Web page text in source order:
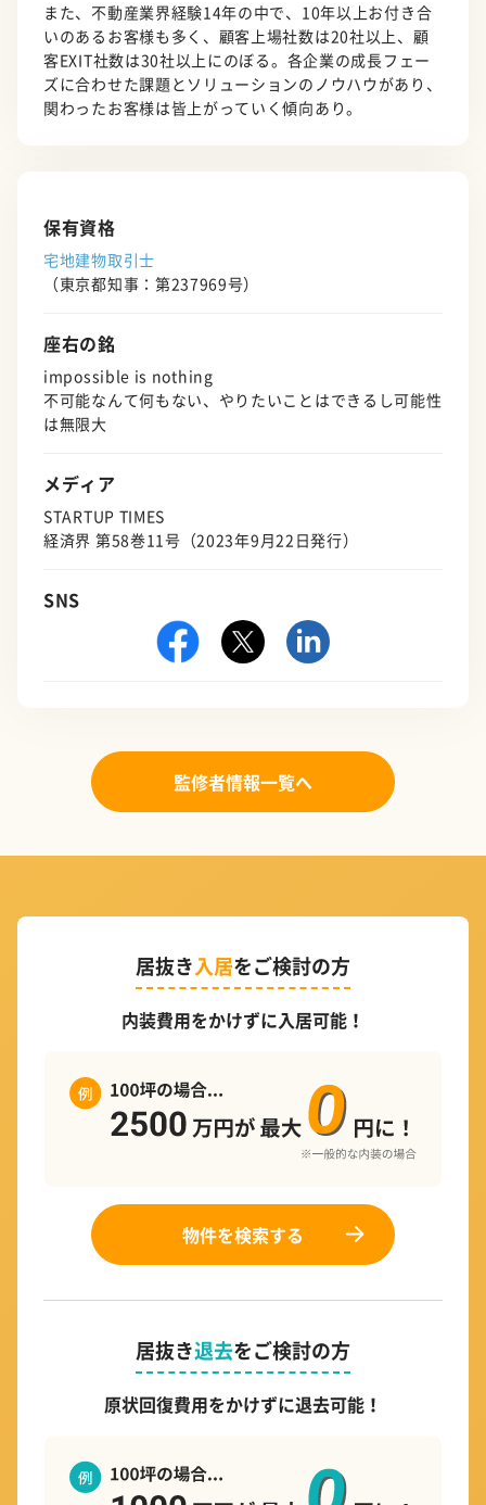
また、不動産業界経験14年の中で、10年以上お付き合
いのあるお客様も多く、顧客上場社数は20社以上、顧
客EXIT社数は30社以上にのぼる。各企業の成長フェー
ズに合わせた課題とソリューションのノウハウがあり、
関わったお客様は皆上がっていく傾向あり。
保有資格
宅地建物取引士
（東京都知事：第237969号）
座右の銘
impossible is nothing
不可能なんて何もない、やりたいことはできるし可能性
は無限大
メディア
STARTUP TIMES
経済界 第58巻11号（2023年9月22日発行）
SNS
監修者情報一覧へ
居抜き入居をご検討の方
内装費用をかけずに入居可能！
物件を検索する
居抜き退去をご検討の方
原状回復費用をかけずに退去可能！